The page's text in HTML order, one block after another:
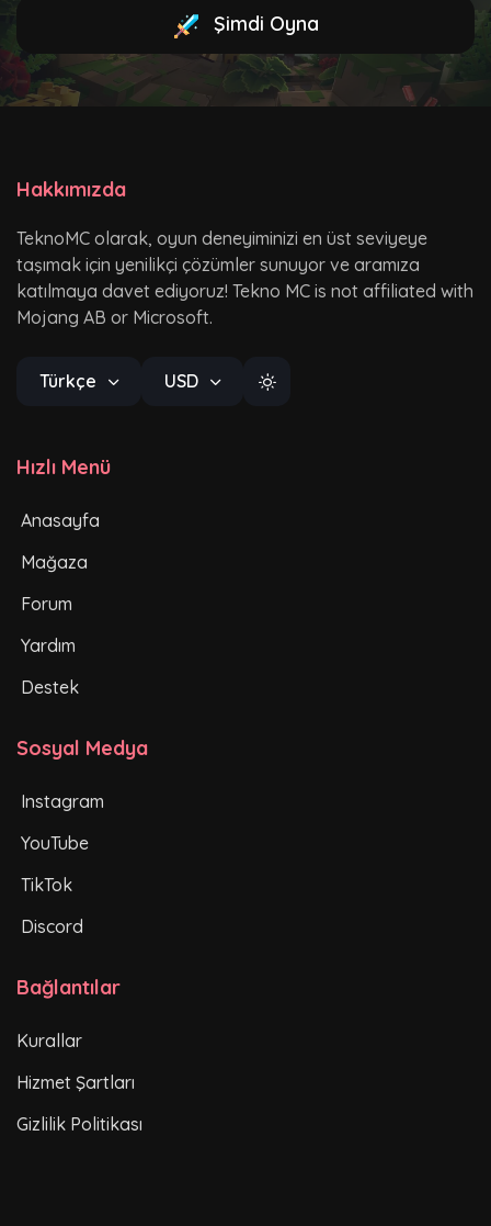
Şimdi Oyna
Hakkımızda
TeknoMC olarak, oyun deneyiminizi en üst seviyeye
taşımak için yenilikçi çözümler sunuyor ve aramıza
katılmaya davet ediyoruz! Tekno MC is not affiliated with
Mojang AB or Microsoft.
Türkçe USD
Hızlı Menü
Anasayfa
Mağaza
Forum
Yardım
Destek
Sosyal Medya
Instagram
YouTube
TikTok
Discord
Bağlantılar
Kurallar
Hizmet Şartları
Gizlilik Politikası